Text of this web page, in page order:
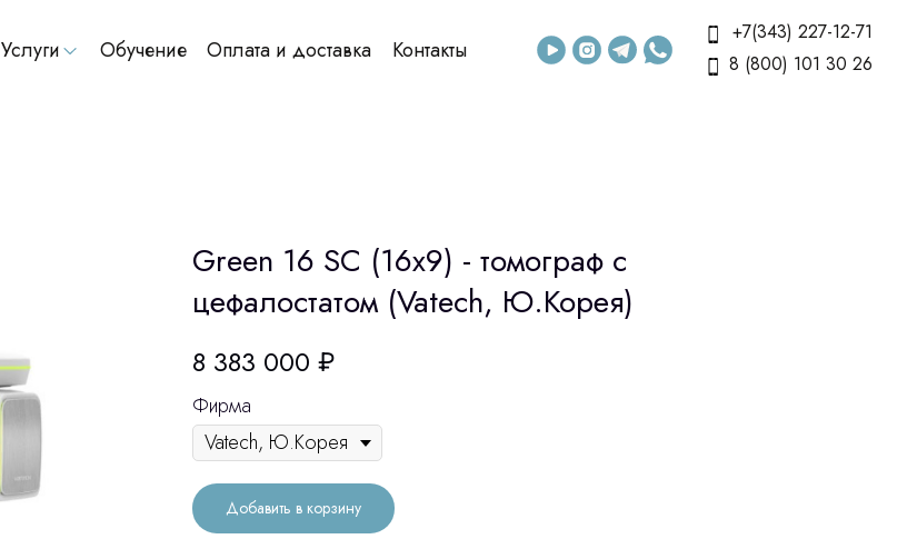
Обучение
Услуги Оплата и доставка Контакты
+7(343) 227-12-71
8 (800) 101 30 26
Green 16 SC (16x9) - томограф c
цефалостатом (Vatech, Ю.Корея)
8 383 000 ₽
Фирма
Добавить в корзину